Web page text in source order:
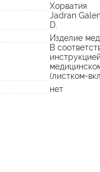
Хорватия
Jadran
D.
Изделие
В
(листком-
нет